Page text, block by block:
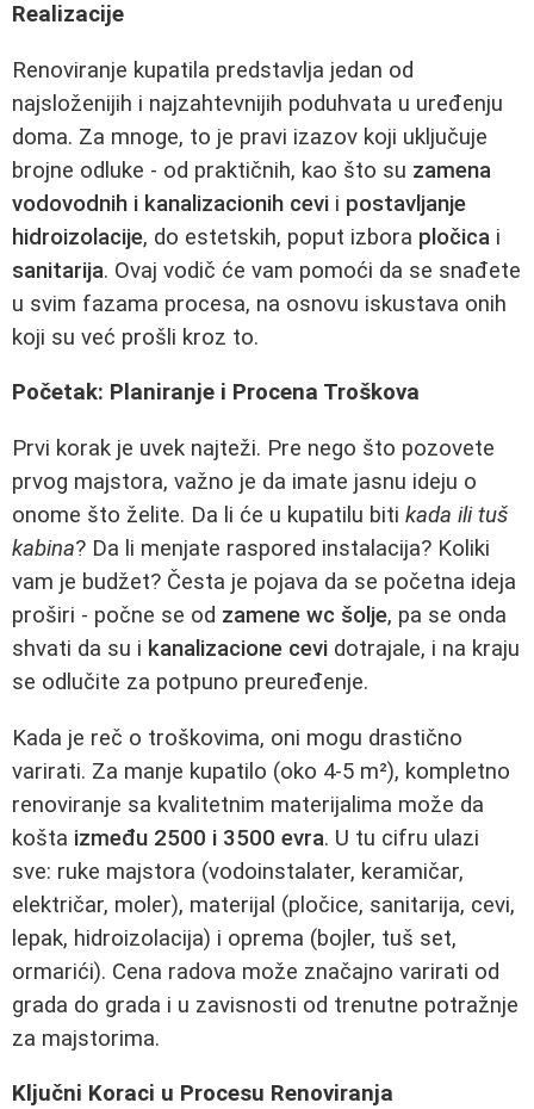
Realizacije
Renoviranje kupatila predstavlja jedan od
najsloženijih i najzahtevnijih poduhvata u uređenju
doma. Za mnoge, to je pravi izazov koji uključuje
brojne odluke - od praktičnih, kao što su zamena
vodovodnih i kanalizacionih cevi i postavljanje
hidroizolacije, do estetskih, poput izbora pločica i
sanitarija. Ovaj vodič će vam pomoći da se snađete
u svim fazama procesa, na osnovu iskustava onih
koji su već prošli kroz to.
Početak: Planiranje i Procena Troškova
Prvi korak je uvek najteži. Pre nego što pozovete
prvog majstora, važno je da imate jasnu ideju o
onome što želite. Da li će u kupatilu biti kada ili tuš
kabina? Da li menjate raspored instalacija? Koliki
vam je budžet? Česta je pojava da se početna ideja
proširi - počne se od zamene wc šolje, pa se onda
shvati da su i kanalizacione cevi dotrajale, i na kraju
se odlučite za potpuno preuređenje.
Kada je reč o troškovima, oni mogu drastično
varirati. Za manje kupatilo (oko 4-5 m²), kompletno
renoviranje sa kvalitetnim materijalima može da
košta između 2500 i 3500 evra. U tu cifru ulazi
sve: ruke majstora (vodoinstalater, keramičar,
električar, moler), materijal (pločice, sanitarija, cevi,
lepak, hidroizolacija) i oprema (bojler, tuš set,
ormarići). Cena radova može značajno varirati od
grada do grada i u zavisnosti od trenutne potražnje
za majstorima.
Ključni Koraci u Procesu Renoviranja